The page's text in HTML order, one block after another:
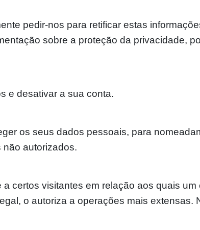
pedir-nos para retificar estas
sobre a proteção da privacidade,
e desativar a sua conta.
os seus dados pessoais, para
não autorizados.
certos visitantes em relação aos quais um
o autoriza a operações mais extensas.